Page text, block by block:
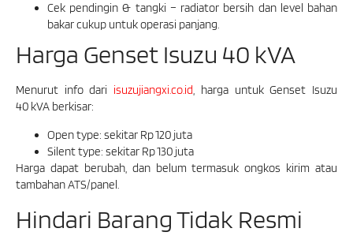
Cek pendingin & tangki – radiator bersih dan level bahan
bakar cukup untuk operasi panjang.
Harga Genset Isuzu 40 kVA
Menurut info dari isuzujiangxi.co.id, harga untuk Genset Isuzu
40 kVA berkisar:
Open type: sekitar Rp 120 juta
Silent type: sekitar Rp 130 juta
Harga dapat berubah, dan belum termasuk ongkos kirim atau
tambahan ATS/panel.
Hindari Barang Tidak Resmi